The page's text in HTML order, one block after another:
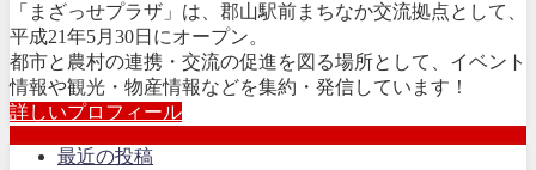
「まざっせプラザ」は、郡山駅前まちなか交流拠点として、
平成21年5月30日にオープン。
都市と農村の連携・交流の促進を図る場所として、イベント
情報や観光・物産情報などを集約・発信しています！
詳しいプロフィール
最近の投稿